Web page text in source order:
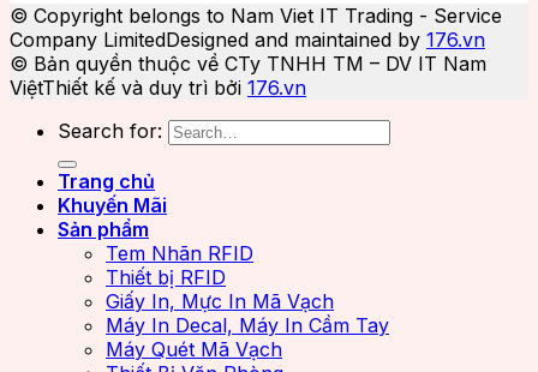
© Copyright belongs to Nam Viet IT Trading - Service
Company LimitedDesigned and maintained by 176.vn
© Bản quyền thuộc về CTy TNHH TM – DV IT Nam
ViệtThiết kế và duy trì bởi 176.vn
Search for:
Trang chủ
Khuyến Mãi
Sản phẩm
Tem Nhãn RFID
Thiết bị RFID
Giấy In, Mực In Mã Vạch
Máy In Decal, Máy In Cầm Tay
Máy Quét Mã Vạch